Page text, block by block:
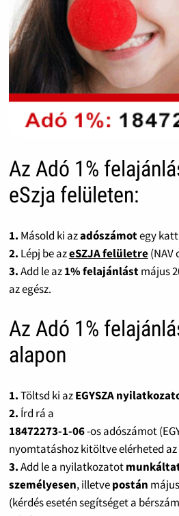
Az Adó 1%
eSzja felületen:
1. Másold ki azadószámotegy
2. Lépj be azeSZJA felületre(NAV
3.Add le az1% felajánlástmájus
az egész.
Az Adó 1%
alapon
1.Töltsd ki azEGYSZA
2. Írd rá a
18472273-1-06-os adószámot
nyomtatáshoz kitöltve elérheted
3.Add le a nyilatkozatot
személyesen, illetvepostán
(kérdés esetén segítséget a